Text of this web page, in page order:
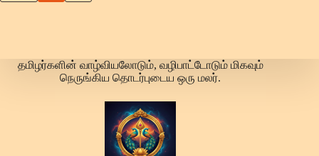
தமிழர்களின் வாழ்வியலோடும், வழிபாட்டோடும் மிகவும்
நெருங்கிய தொடர்புடைய ஒரு மலர்.